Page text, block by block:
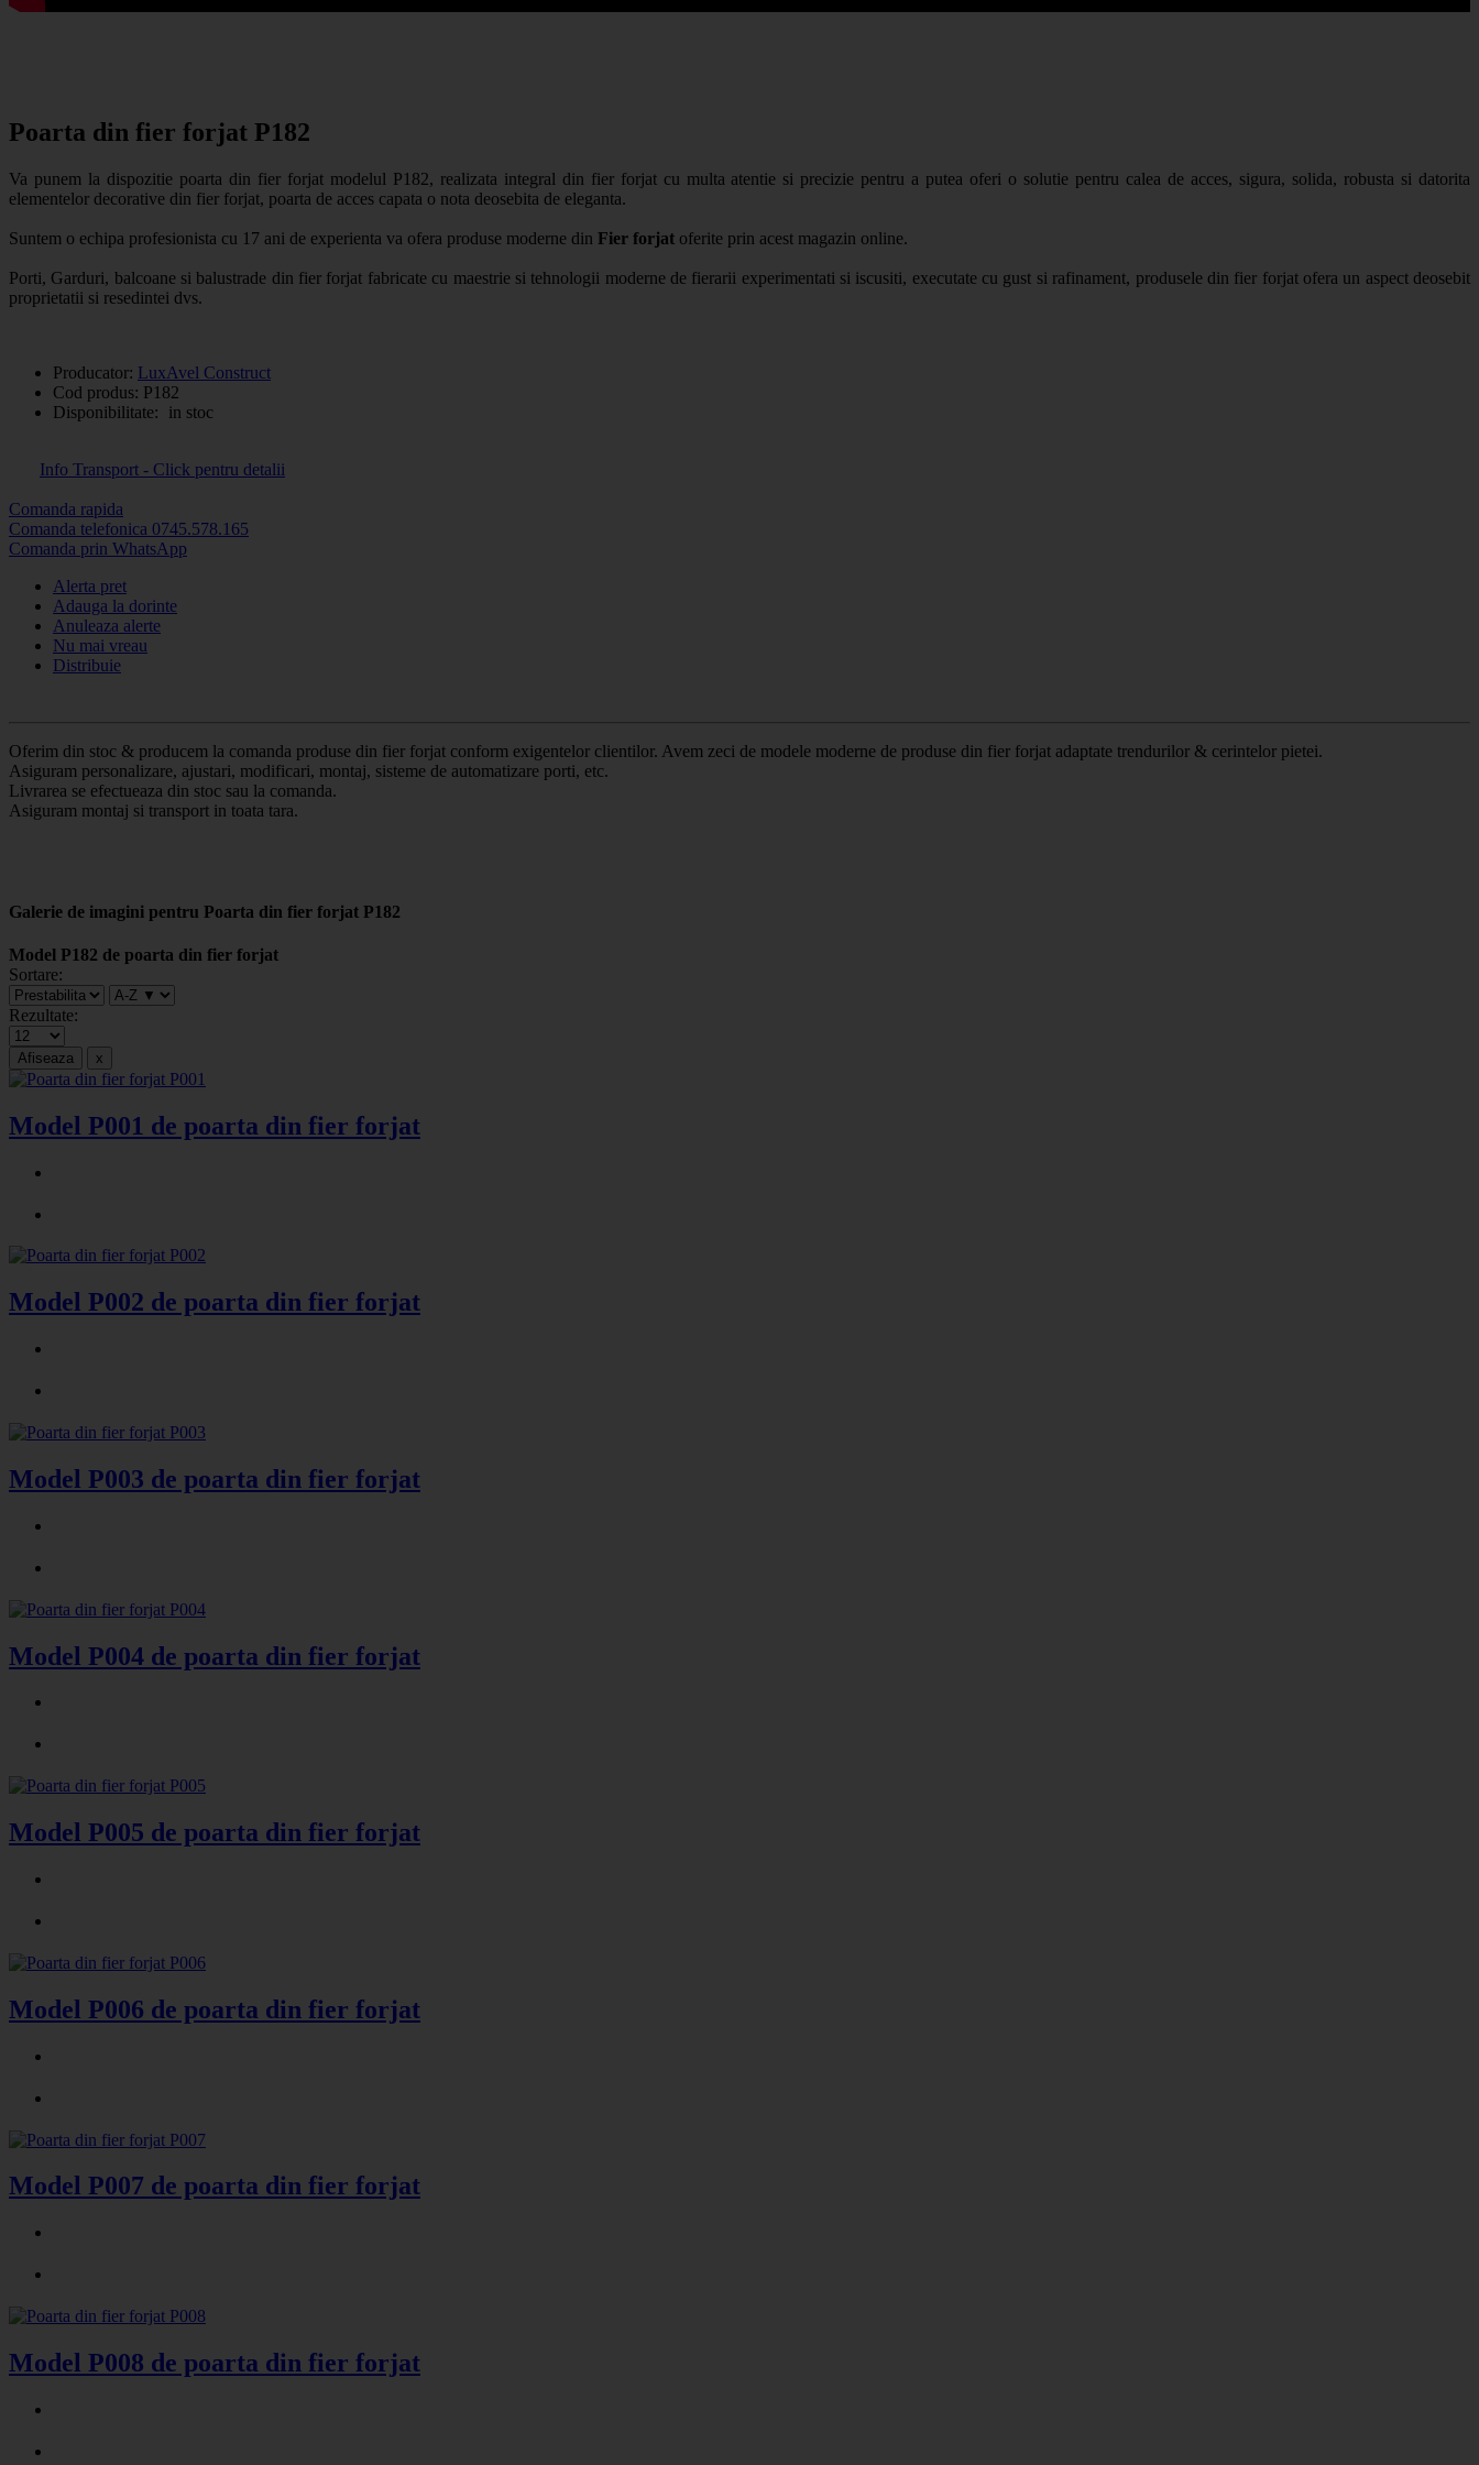
Poarta din fier forjat P182
Va punem la dispozitie poarta din fier forjat modelul P182, realizata integral din fier forjat cu multa atentie si precizie pentru a putea oferi o solutie pentru calea de acces, sigura, solida, robusta si datorita
elementelor decorative din fier forjat, poarta de acces capata o nota deosebita de eleganta.
Suntem o echipa profesionista cu 17 ani de experienta va ofera produse moderne din Fier forjat oferite prin acest magazin online.
Porti, Garduri, balcoane si balustrade din fier forjat fabricate cu maestrie si tehnologii moderne de fierarii experimentati si iscusiti, executate cu gust si rafinament, produsele din fier forjat ofera un aspect deosebit
proprietatii si resedintei dvs.
Producator: LuxAvel Construct
Cod produs: P182
Disponibilitate:
in stoc
Info Transport - Click pentru detalii
Comanda rapida
Comanda telefonica 0745.578.165
Comanda prin WhatsApp
Alerta pret
Adauga la dorinte
Anuleaza alerte
Nu mai vreau
Distribuie
Oferim din stoc & producem la comanda produse din fier forjat conform exigentelor clientilor. Avem zeci de modele moderne de produse din fier forjat adaptate trendurilor & cerintelor pietei.
Asiguram personalizare, ajustari, modificari, montaj, sisteme de automatizare porti, etc.
Livrarea se efectueaza din stoc sau la comanda.
Asiguram montaj si transport in toata tara.
Galerie de imagini pentru Poarta din fier forjat P182
Model P182 de poarta din fier forjat
Sortare:
Rezultate:
Model P001 de poarta din fier forjat
Model P002 de poarta din fier forjat
Model P003 de poarta din fier forjat
Model P004 de poarta din fier forjat
Model P005 de poarta din fier forjat
Model P006 de poarta din fier forjat
Model P007 de poarta din fier forjat
Model P008 de poarta din fier forjat